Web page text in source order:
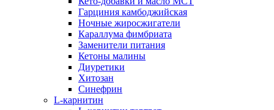
Гарциния камбоджийская
Ночные жиросжигатели
Караллума фимбриата
Заменители питания
Кетоны малины
Диуретики
Хитозан
Синефрин
L-карнитин